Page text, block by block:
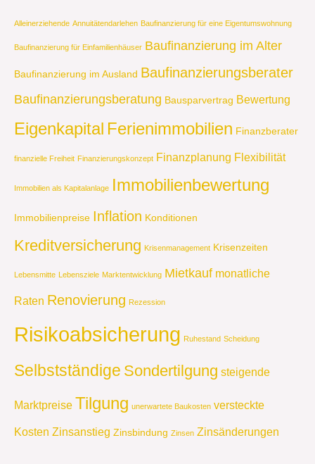
Alleinerziehende Annuitätendarlehen Baufinanzierung für eine Eigentumswohnung
Baufinanzierung für Einfamilienhäuser Baufinanzierung im Alter
Baufinanzierung im Ausland Baufinanzierungsberater
Baufinanzierungsberatung Bausparvertrag Bewertung
Eigenkapital Ferienimmobilien Finanzberater
finanzielle Freiheit Finanzierungskonzept Finanzplanung Flexibilität
Immobilien als Kapitalanlage Immobilienbewertung
Immobilienpreise Inflation Konditionen
Kreditversicherung Krisenmanagement Krisenzeiten
Lebensmitte Lebensziele Marktentwicklung Mietkauf monatliche
Raten Renovierung Rezession
Risikoabsicherung Ruhestand Scheidung
Selbstständige Sondertilgung steigende
Marktpreise Tilgung unerwartete Baukosten versteckte
Kosten Zinsanstieg Zinsbindung Zinsen Zinsänderungen